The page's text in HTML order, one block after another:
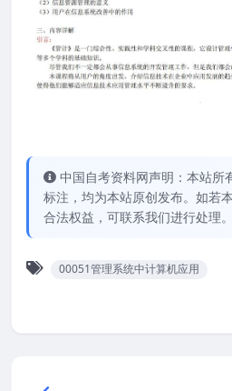
中国自考资料网声明：本站所
标注，均为本站原创发布。如若
合法权益，可联系我们进行处理。
00051管理系统中计算机应用